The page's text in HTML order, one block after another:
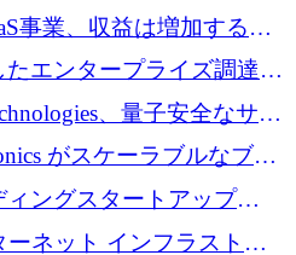
張するためにシリーズ A
達
事業、収益は増加するも
エンタープライズ調達プ
大するために 4,000 万ド
、量子安全なサイ
ンフラストラクチャの拡
がスケーラブルなブレ
インターフェイスのため
ングスタートアップ
A 投資で 2,000 万ドルを
ーネット インフラストラ